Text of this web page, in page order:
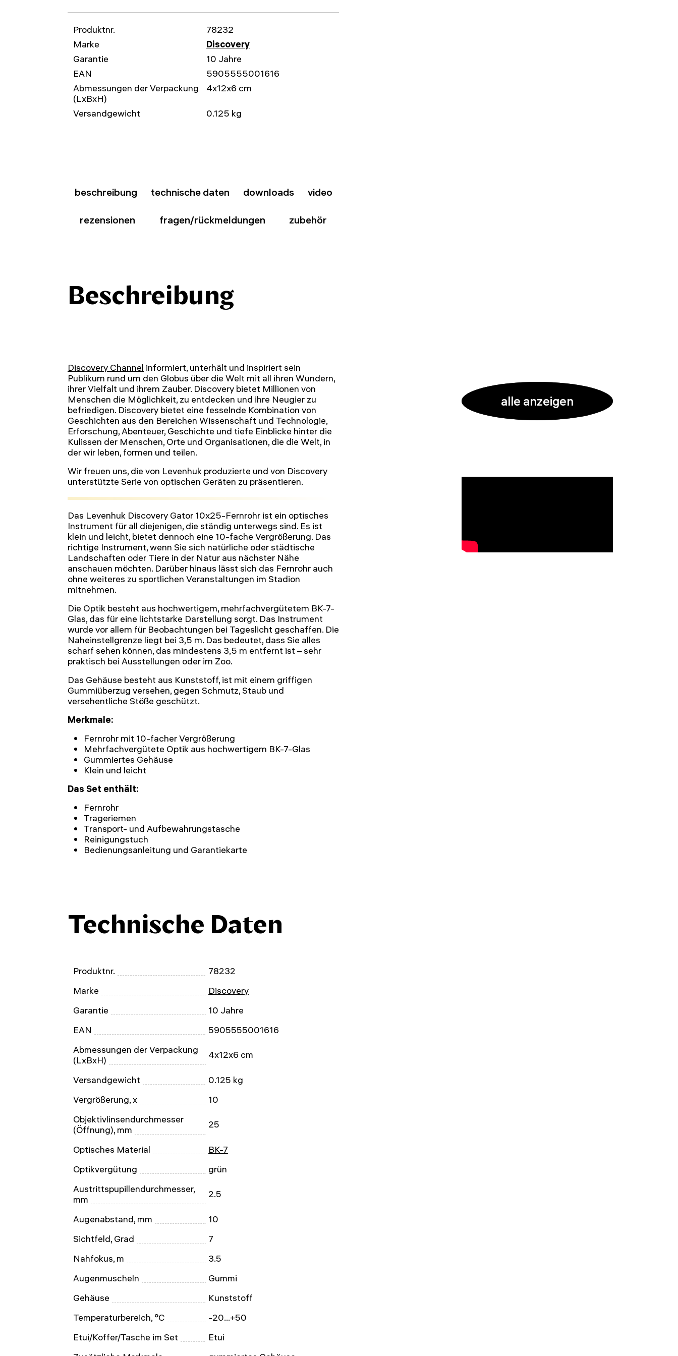
alle anzeigen
Produktnr.
78232
Marke
Discovery
Garantie
10 Jahre
EAN
5905555001616
Abmessungen der Verpackung
(LxBxH)
4x12x6 cm
Versandgewicht 0.125 kg
beschreibung technische daten downloads video
rezensionen fragen/rückmeldungen zubehör
Beschreibung
Discovery Channel informiert, unterhält und inspiriert sein
Publikum rund um den Globus über die Welt mit all ihren Wundern,
ihrer Vielfalt und ihrem Zauber. Discovery bietet Millionen von
Menschen die Möglichkeit, zu entdecken und ihre Neugier zu
befriedigen. Discovery bietet eine fesselnde Kombination von
Geschichten aus den Bereichen Wissenschaft und Technologie,
Erforschung, Abenteuer, Geschichte und tiefe Einblicke hinter die
Kulissen der Menschen, Orte und Organisationen, die die Welt, in
der wir leben, formen und teilen.
Wir freuen uns, die von Levenhuk produzierte und von Discovery
unterstützte Serie von optischen Geräten zu präsentieren.
Das Levenhuk Discovery Gator 10x25-Fernrohr ist ein optisches
Instrument für all diejenigen, die ständig unterwegs sind. Es ist
klein und leicht, bietet dennoch eine 10-fache Vergrößerung. Das
richtige Instrument, wenn Sie sich natürliche oder städtische
Landschaften oder Tiere in der Natur aus nächster Nähe
anschauen möchten. Darüber hinaus lässt sich das Fernrohr auch
ohne weiteres zu sportlichen Veranstaltungen im Stadion
mitnehmen.
Die Optik besteht aus hochwertigem, mehrfachvergütetem BK-7-
Glas, das für eine lichtstarke Darstellung sorgt. Das Instrument
wurde vor allem für Beobachtungen bei Tageslicht geschaffen. Die
Naheinstellgrenze liegt bei 3,5 m. Das bedeutet, dass Sie alles
scharf sehen können, das mindestens 3,5 m entfernt ist – sehr
praktisch bei Ausstellungen oder im Zoo.
Das Gehäuse besteht aus Kunststoff, ist mit einem griffigen
Gummiüberzug versehen, gegen Schmutz, Staub und
versehentliche Stöße geschützt.
Merkmale:
Fernrohr mit 10-facher Vergrößerung
Mehrfachvergütete Optik aus hochwertigem BK-7-Glas
Gummiertes Gehäuse
Klein und leicht
Das Set enthält:
Fernrohr
Trageriemen
Transport- und Aufbewahrungstasche
Reinigungstuch
Bedienungsanleitung und Garantiekarte
Technische Daten
Produktnr.
78232
Marke
Discovery
Garantie
10 Jahre
EAN
5905555001616
Abmessungen der Verpackung
(LxBxH)
4x12x6 cm
Versandgewicht
0.125 kg
Vergrößerung, x
10
Objektivlinsendurchmesser
(Öffnung), mm
25
Optisches Material
BK-7
Optikvergütung
grün
Austrittspupillendurchmesser,
mm
2.5
Augenabstand, mm
10
Sichtfeld, Grad
7
Nahfokus, m
3.5
Augenmuscheln
Gummi
Gehäuse
Kunststoff
Temperaturbereich, °C
-20...+50
Etui/Koffer/Tasche im Set
Etui